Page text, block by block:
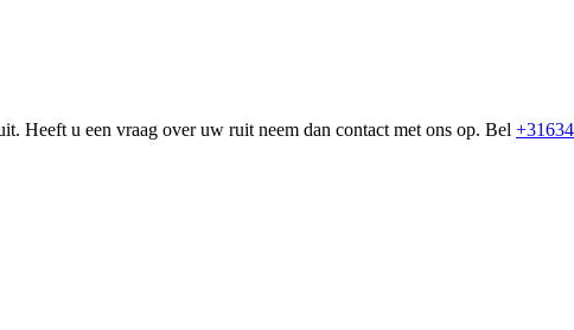
Heeft u een vraag over uw ruit neem dan contact met ons op. Bel